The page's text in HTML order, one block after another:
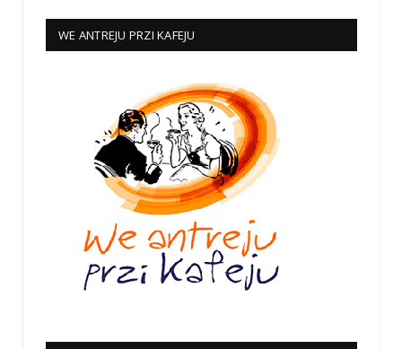
WE ANTREJU PRZI KAFEJU